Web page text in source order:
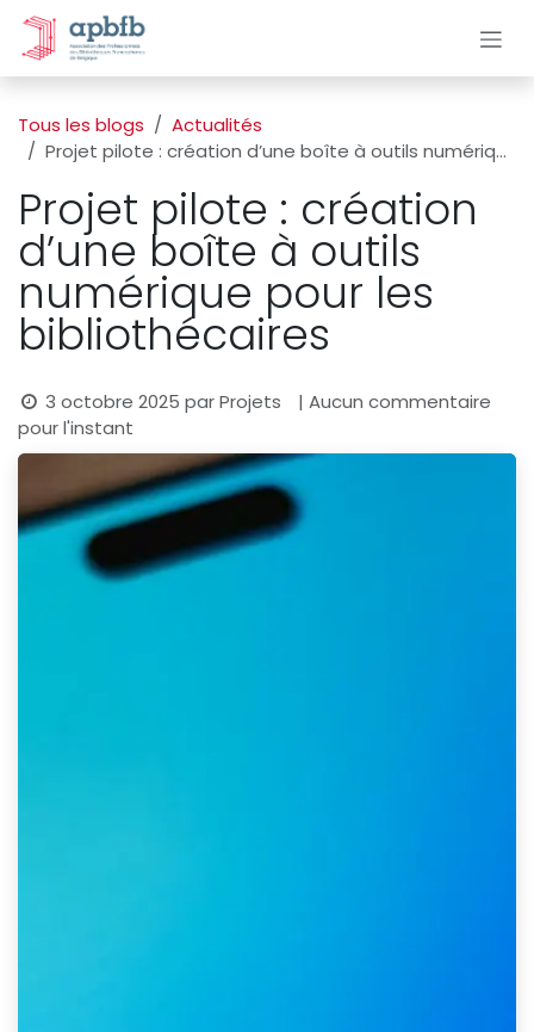
Se rendre au contenu
Tous les blogs
Actualités
Projet pilote : création d’une boîte à outils numérique pour les bibliothécaires
Projet pilote : création
d’une boîte à outils
numérique pour les
bibliothécaires
3 octobre 2025 parProjets
| Aucun commentaire
pour l'instant